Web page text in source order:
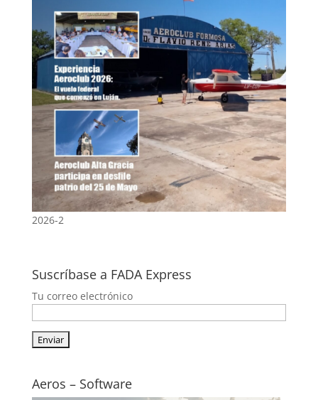
2026-2
Suscríbase a FADA Express
Tu correo electrónico
Aeros – Software